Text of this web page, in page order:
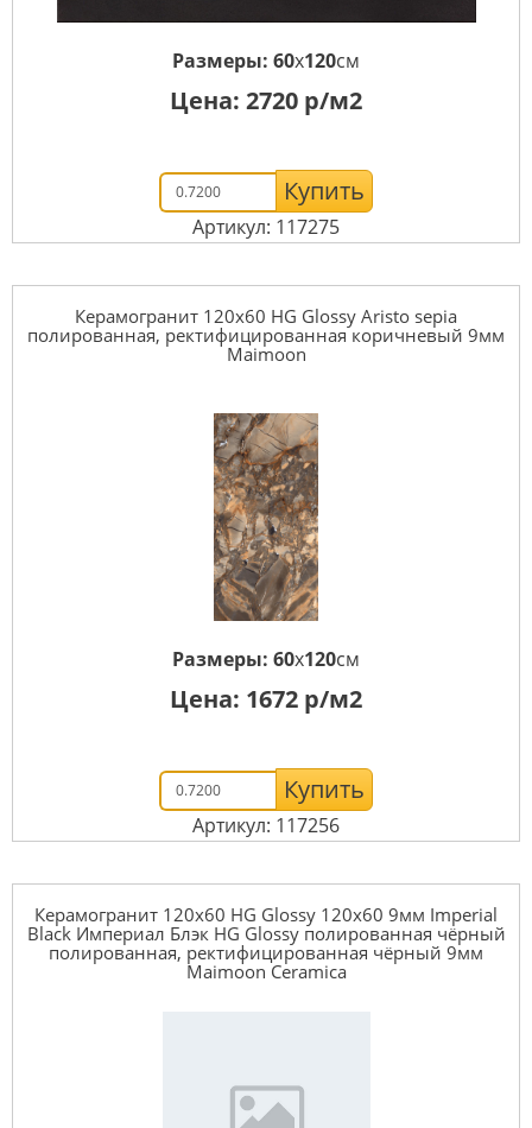
Размеры: 60x120см
Цена: 2720 р/м2
Купить
Артикул: 117275
Керамогранит 120x60 HG Glossy Aristo sepia
полированная, ректифицированная коричневый 9мм
Maimoon
Размеры: 60x120см
Цена: 1672 р/м2
Купить
Артикул: 117256
Керамогранит 120x60 HG Glossy 120x60 9мм Imperial
Black Империал Блэк HG Glossy полированная чёрный
полированная, ректифицированная чёрный 9мм
Maimoon Ceramica